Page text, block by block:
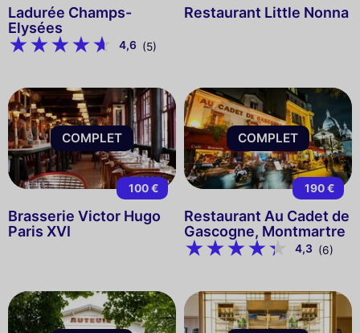
Ladurée Champs-
Elysées
4,6 (5)
Restaurant Little Nonna
COMPLET
100 €
Brasserie Victor Hugo
Paris XVI
COMPLET
190 €
Restaurant Au Cadet de
Gascogne, Montmartre
4,3 (6)